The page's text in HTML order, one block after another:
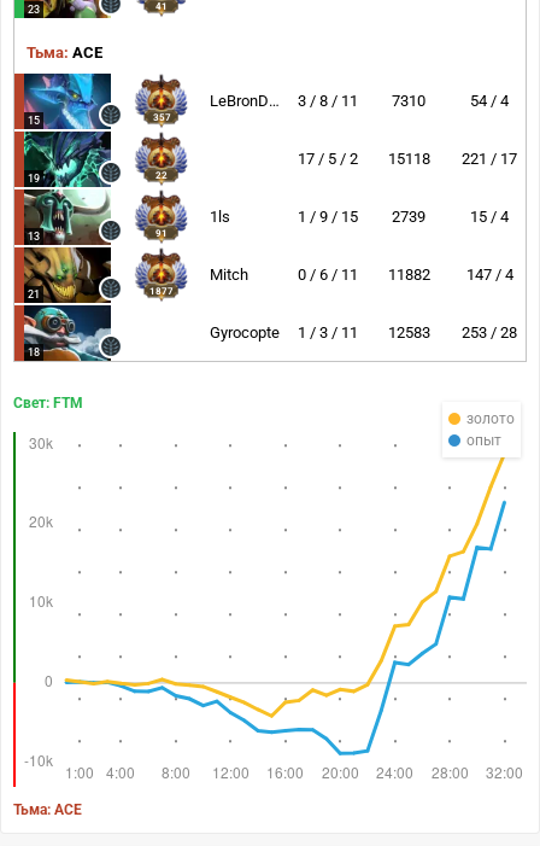
23 41
Тьма: ACE
15 357
LeBronDota 3 / 8 / 11 7310 54 / 4
19 22
17 / 5 / 2 15118 221 / 17
13 91
1ls 1 / 9 / 15 2739 15 / 4
21 1877
Mitch 0 / 6 / 11 11882 147 / 4
18
Gyrocopter 1 / 3 / 11 12583 253 / 28
золото
опыт
Свет: FTM
Тьма: ACE